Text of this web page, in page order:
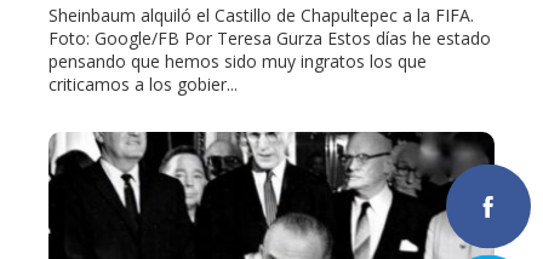
Sheinbaum alquiló el Castillo de Chapultepec a la FIFA.
Foto: Google/FB Por Teresa Gurza Estos días he estado
pensando que hemos sido muy ingratos los que
criticamos a los gobier...